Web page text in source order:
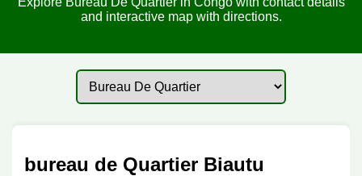
and interactive map with directions.
bureau de Quartier Biautu